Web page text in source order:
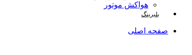
هواکش موتور
بلبرینگ
صفحه اصلی